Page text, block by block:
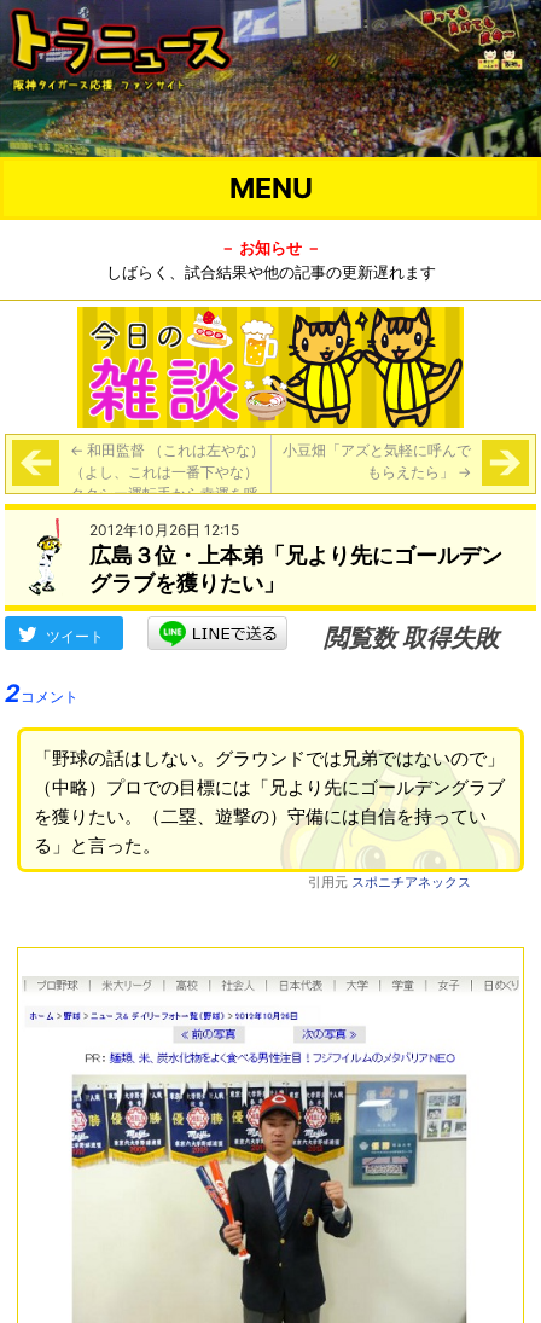
MENU
－ お知らせ －
しばらく、試合結果や他の記事の更新遅れます
← 和田監督 （これは左やな）
（よし、これは一番下やな）
タクシー運転手から幸運を呼
び込む暗示
小豆畑「アズと気軽に呼んで
もらえたら」 →
2012年10月26日 12:15
広島３位・上本弟「兄より先にゴールデン
グラブを獲りたい」
ツイート
閲覧数 取得失敗
2コメント
「野球の話はしない。グラウンドでは兄弟ではないので」
（中略）プロでの目標には「兄より先にゴールデングラブ
を獲りたい。（二塁、遊撃の）守備には自信を持ってい
る」と言った。
引用元 スポニチアネックス